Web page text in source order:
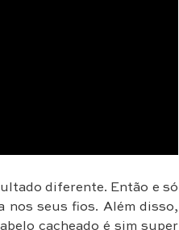
diferente. Então e só
nos seus fios. Além disso,
cacheado é sim super